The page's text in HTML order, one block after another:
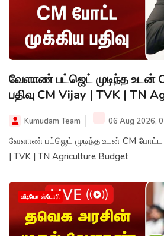
வேளாண் பட்ஜெட் முடிந்த உடன்
பதிவு CM Vijay | TVK | TN
Kumudam Team 06 Aug 2026,
வேளாண் பட்ஜெட் முடிந்த உடன் CM போட்ட முக்கிய
| TVK | TN Agriculture Budget
வீடியோ ஸ்டோரி